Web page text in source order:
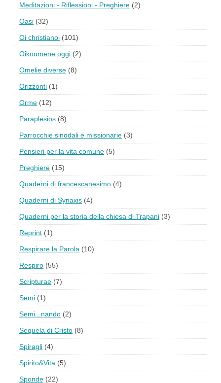
Meditazioni - Riflessioni - Preghiere (2)
Oasi (32)
Oi christianoi (101)
Oikoumene oggi (2)
Omelie diverse (8)
Orizzonti (1)
Orme (12)
Paraplesios (8)
Parrocchie sinodali e missionarie (3)
Pensieri per la vita comune (5)
Preghiere (15)
Quaderni di francescanesimo (4)
Quaderni di Synaxis (4)
Quaderni per la storia della chiesa di Trapani (3)
Reprint (1)
Respirare la Parola (10)
Respiro (55)
Scripturae (7)
Semi (1)
Semi...nando (2)
Sequela di Cristo (8)
Spiragli (4)
Spirito&Vita (5)
Sponde (22)